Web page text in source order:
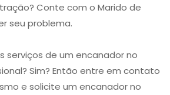
Conte com o Marido de
seu problema.
serviços de um encanador no
Sim? Então entre em contato
e solicite um encanador no